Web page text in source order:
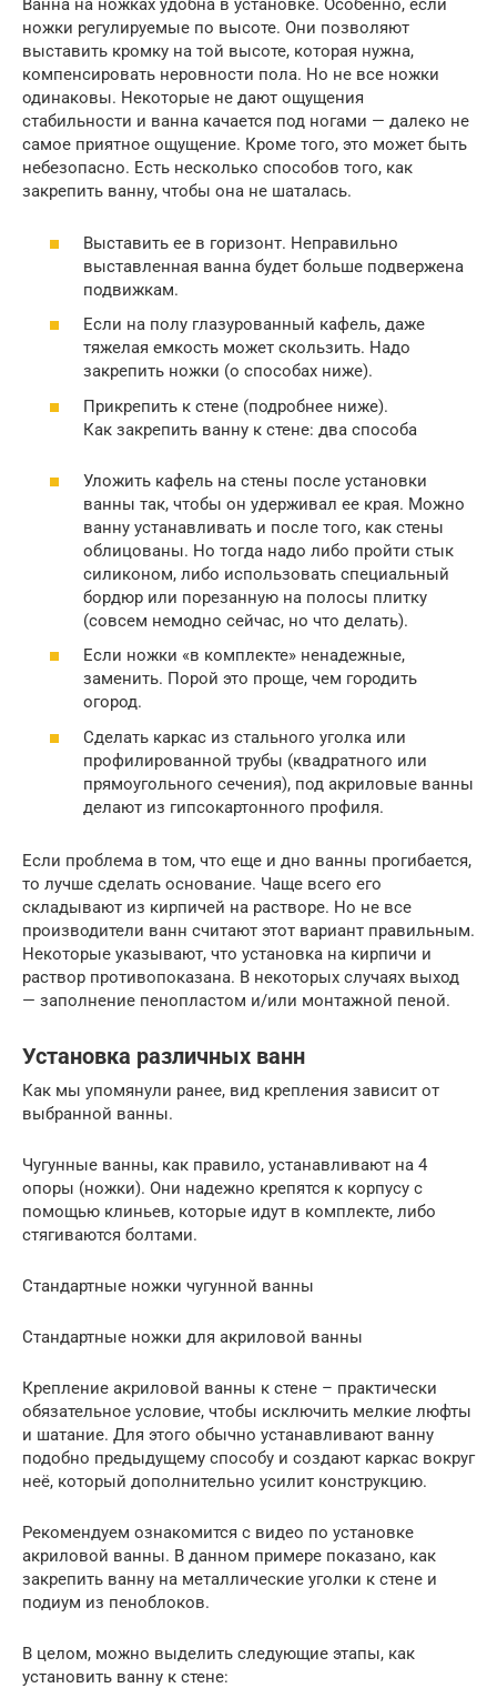
Ванна на ножках удобна в установке. Особенно, если
ножки регулируемые по высоте. Они позволяют
выставить кромку на той высоте, которая нужна,
компенсировать неровности пола. Но не все ножки
одинаковы. Некоторые не дают ощущения
стабильности и ванна качается под ногами — далеко не
самое приятное ощущение. Кроме того, это может быть
небезопасно. Есть несколько способов того, как
закрепить ванну, чтобы она не шаталась.
Выставить ее в горизонт. Неправильно
выставленная ванна будет больше подвержена
подвижкам.
Если на полу глазурованный кафель, даже
тяжелая емкость может скользить. Надо
закрепить ножки (о способах ниже).
Прикрепить к стене (подробнее ниже).
Как закрепить ванну к стене: два способа
Уложить кафель на стены после установки
ванны так, чтобы он удерживал ее края. Можно
ванну устанавливать и после того, как стены
облицованы. Но тогда надо либо пройти стык
силиконом, либо использовать специальный
бордюр или порезанную на полосы плитку
(совсем немодно сейчас, но что делать).
Если ножки «в комплекте» ненадежные,
заменить. Порой это проще, чем городить
огород.
Сделать каркас из стального уголка или
профилированной трубы (квадратного или
прямоугольного сечения), под акриловые ванны
делают из гипсокартонного профиля.
Если проблема в том, что еще и дно ванны прогибается,
то лучше сделать основание. Чаще всего его
складывают из кирпичей на растворе. Но не все
производители ванн считают этот вариант правильным.
Некоторые указывают, что установка на кирпичи и
раствор противопоказана. В некоторых случаях выход
— заполнение пенопластом и/или монтажной пеной.
Установка различных ванн
Как мы упомянули ранее, вид крепления зависит от
выбранной ванны.
Чугунные ванны, как правило, устанавливают на 4
опоры (ножки). Они надежно крепятся к корпусу с
помощью клиньев, которые идут в комплекте, либо
стягиваются болтами.
Стандартные ножки чугунной ванны
Стандартные ножки для акриловой ванны
Крепление акриловой ванны к стене – практически
обязательное условие, чтобы исключить мелкие люфты
и шатание. Для этого обычно устанавливают ванну
подобно предыдущему способу и создают каркас вокруг
неё, который дополнительно усилит конструкцию.
Рекомендуем ознакомится с видео по установке
акриловой ванны. В данном примере показано, как
закрепить ванну на металлические уголки к стене и
подиум из пеноблоков.
В целом, можно выделить следующие этапы, как
установить ванну к стене: